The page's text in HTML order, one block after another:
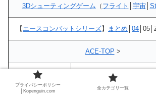
3Dシューティングゲーム （ フライト 宇宙│
【エースコンバットシリーズ】 まとめ 04
ACE-TOP >
シリーズ
【
【ACEX
プライバシーポリシー
│Kopenguin.com
全カテゴリ一覧